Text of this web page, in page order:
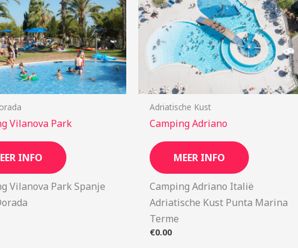
Vilanova Park
INFO
Vilanova Park Spanje
Adriatische Kust
Camping Adriano
MEER INFO
Camping Adriano Italië
Adriatische Kust Punta Marina
Terme
€0.00